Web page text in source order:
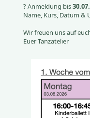
? Anmeldung bis
Name, Kurs, Datum &
Wir freuen uns auf
Euer Tanzatelier